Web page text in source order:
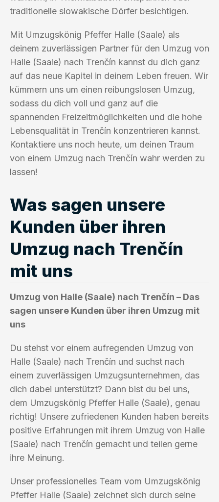
traditionelle slowakische Dörfer besichtigen.
Mit Umzugskönig Pfeffer Halle (Saale) als
deinem zuverlässigen Partner für den Umzug von
Halle (Saale) nach Trenčín kannst du dich ganz
auf das neue Kapitel in deinem Leben freuen. Wir
kümmern uns um einen reibungslosen Umzug,
sodass du dich voll und ganz auf die
spannenden Freizeitmöglichkeiten und die hohe
Lebensqualität in Trenčín konzentrieren kannst.
Kontaktiere uns noch heute, um deinen Traum
von einem Umzug nach Trenčín wahr werden zu
lassen!
Was sagen unsere
Kunden über ihren
Umzug nach Trenčín
mit uns
Umzug von Halle (Saale) nach Trenčín – Das
sagen unsere Kunden über ihren Umzug mit
uns
Du stehst vor einem aufregenden Umzug von
Halle (Saale) nach Trenčín und suchst nach
einem zuverlässigen Umzugsunternehmen, das
dich dabei unterstützt? Dann bist du bei uns,
dem Umzugskönig Pfeffer Halle (Saale), genau
richtig! Unsere zufriedenen Kunden haben bereits
positive Erfahrungen mit ihrem Umzug von Halle
(Saale) nach Trenčín gemacht und teilen gerne
ihre Meinung.
Unser professionelles Team vom Umzugskönig
Pfeffer Halle (Saale) zeichnet sich durch seine